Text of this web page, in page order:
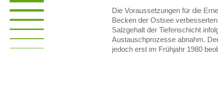
Die Voraussetzungen für die
Becken der Ostsee
Salzgehalt der Tiefenschicht
Austauschprozesse abnahm.
jedoch erst im Frühjahr 1980